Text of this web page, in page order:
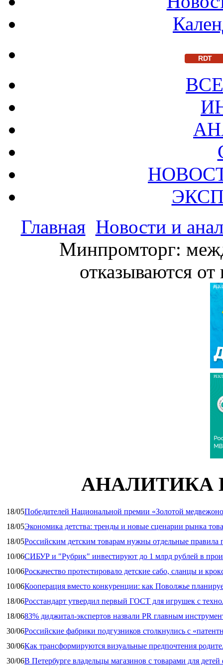
RDT
Главная Новости и
Минпромторг:
отказываются
АНАЛИТИКА
18/05Победителей Национальной премии «Золотой
18/05Экономика детства: тренды и новые сценарии рынка
18/05Российским детским товарам нужны отдельные правила
10/06СИБУР и "Рубрик" инвестируют до 1 млрд рублей в
10/06Роскачество протестировало детские сабо, сланцы и
10/06Кооперация вместо конкуренции: как Поволжье
18/06Росстандарт утвердил первый ГОСТ для игрушек с
18/0683% диджитал‑экспертов назвали PR главным
30/06Российские фабрики подгузников столкнулись с
30/06Как трансформируются визуальные предпочтения
30/06В Петербурге владельцы магазинов с товарами для